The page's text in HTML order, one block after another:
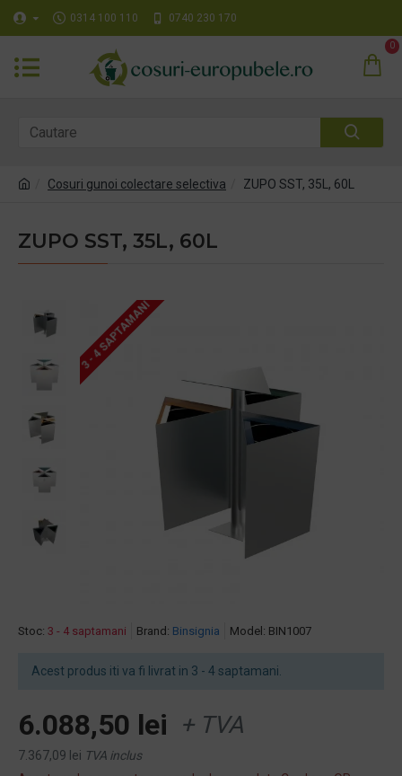
0314 100 110 0740 230 170
0
Cosuri gunoi colectare selectiva ZUPO SST, 35L, 60L
ZUPO SST, 35L, 60L
3 - 4 SAPTAMANI
Stoc: 3 - 4 saptamani Brand: Binsignia Model: BIN1007
Acest produs iti va fi livrat in 3 - 4 saptamani.
6.088,50 lei + TVA
7.367,09 lei TVA inclus